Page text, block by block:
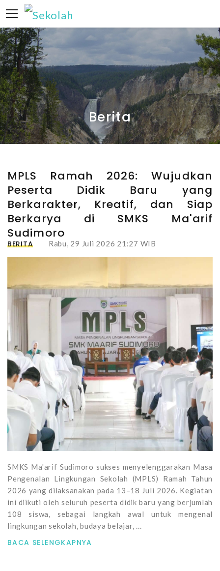
info@smkmfsudimoro.sch.id
0859176860083
Berita
MPLS Ramah 2026: Wujudkan
Peserta Didik Baru yang
Berkarakter, Kreatif, dan Siap
Berkarya di SMKS Ma'arif
Sudimoro
BERITA Rabu, 29 Juli 2026 21:27 WIB
SMKS Ma'arif Sudimoro sukses menyelenggarakan Masa
Pengenalan Lingkungan Sekolah (MPLS) Ramah Tahun
2026 yang dilaksanakan pada 13–18 Juli 2026. Kegiatan
ini diikuti oleh seluruh peserta didik baru yang berjumlah
108 siswa, sebagai langkah awal untuk mengenal
lingkungan sekolah, budaya belajar, ...
BACA SELENGKAPNYA